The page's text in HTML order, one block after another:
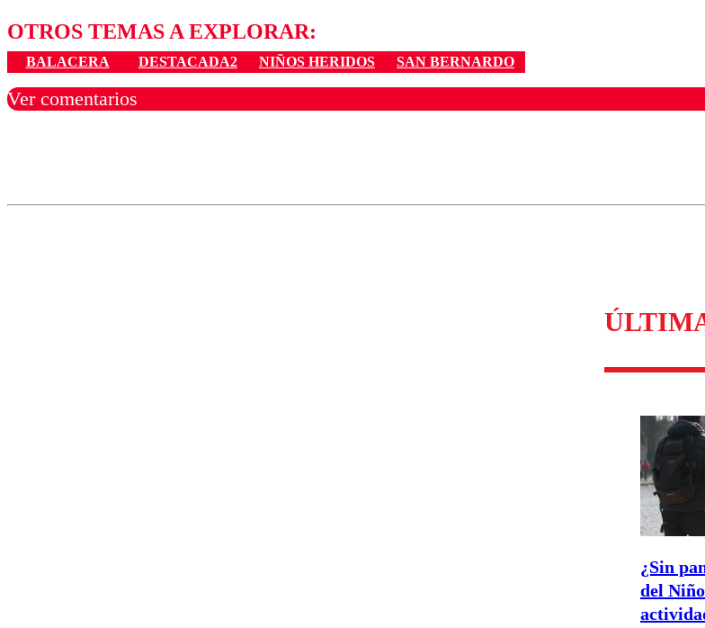
OTROS TEMAS A EXPLORAR:
BALACERA DESTACADA2 NIÑOS HERIDOS SAN BERNARDO
Ver comentarios
¿Sin
del